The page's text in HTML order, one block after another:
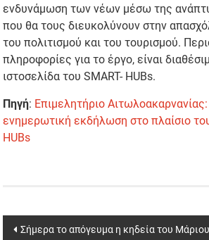
ενδυνάμωση των νέων μέσω της
που θα τους διευκολύνουν στην
του πολιτισμού και του τουρισμού.
πληροφορίες για το έργο, είναι
ιστοσελίδα του SMART- HUBs.
Πηγή: Επιμελητήριο
ενημερωτική εκδήλωση στο πλαίσιο
HUBs
Post
Σήμερα το απόγευμα η κηδεία του